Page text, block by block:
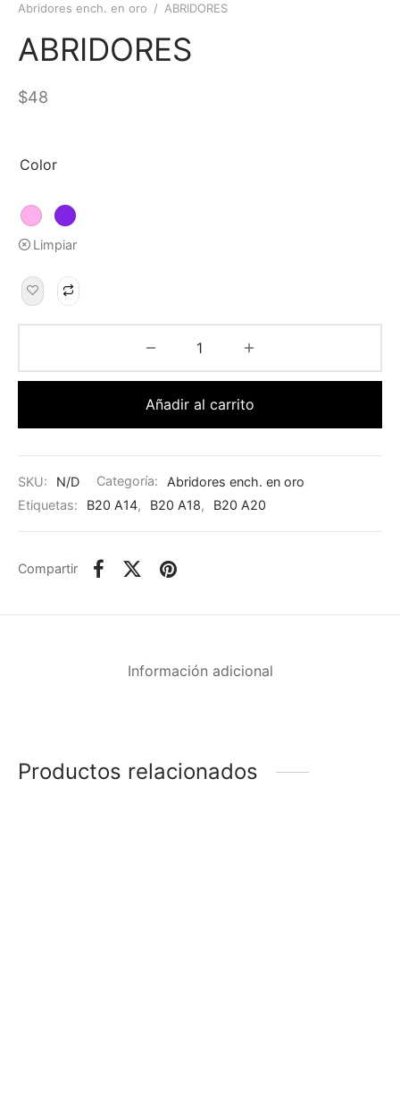
Abridores ench. en oro / ABRIDORES
ABRIDORES
$48
Color
Limpiar
Añadir al carrito
SKU: N/D Categoría:
Abridores ench. en oro
Etiquetas:
B20 A14, B20 A18, B20 A20
Compartir
Información adicional
Productos relacionados